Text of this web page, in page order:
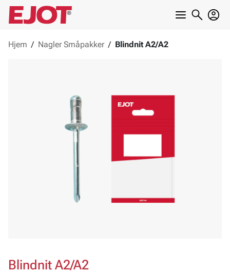
Hjem / Nagler Småpakker / Blindnit A2/A2
Blindnit A2/A2